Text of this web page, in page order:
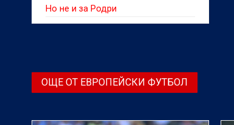
Но не и за Родри
ОЩЕ ОТ ЕВРОПЕЙСКИ ФУТБОЛ